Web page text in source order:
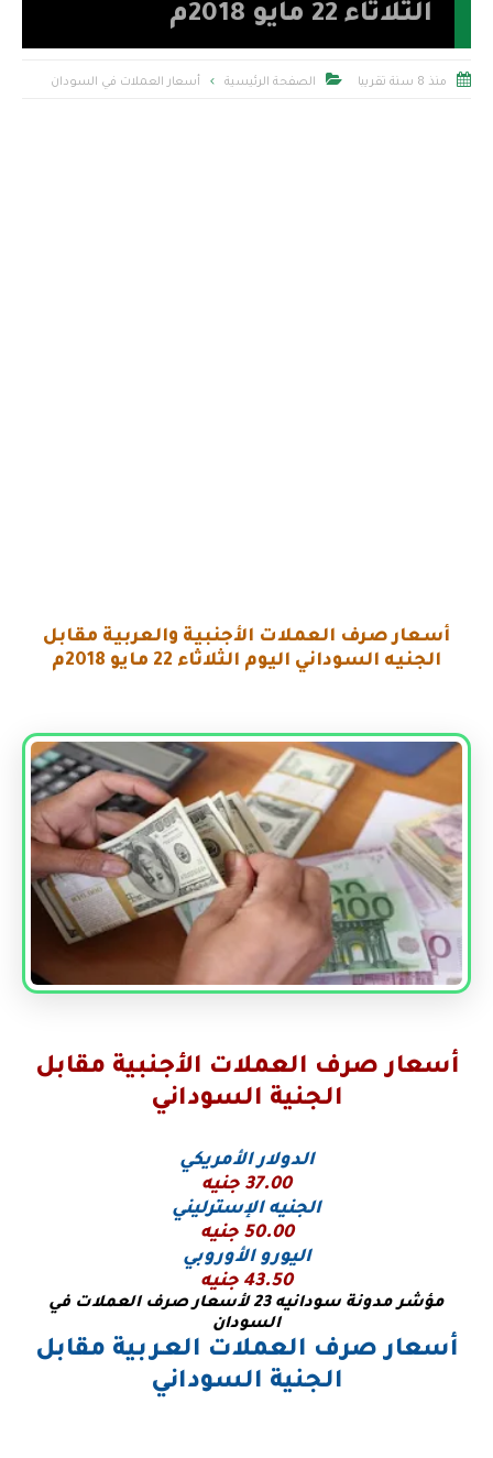
الثلاثاء 22 مايو 2018م
 منذ 8 سنة تقريبا  الصفحة الرئيسية أسعار العملات في السودان
أسعار صرف العملات الأجنبية والعربية مقابل
الجنيه السوداني اليوم الثلاثاء 22 مايو 2018م
أسعار صرف العملات الأجنبية مقابل
الجنية السوداني
الدولار الأمريكي
37.00 جنيه
الجنيه الإسترليني
50.00 جنيه
اليورو الأوروبي
43.50 جنيه
مؤشر مدونة سودانيه 23 لأسعار صرف العملات في
السودان
أسعار صرف العملات العـربية مقابل
الجنية السوداني